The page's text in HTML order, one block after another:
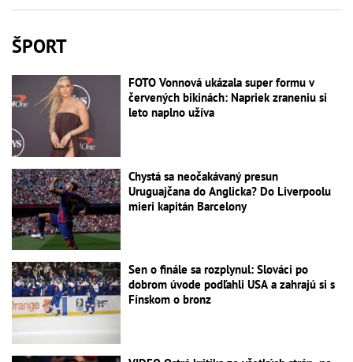
ŠPORT
FOTO Vonnová ukázala super formu v
červených bikinách: Napriek zraneniu si
leto naplno užíva
Chystá sa neočakávaný presun
Uruguajčana do Anglicka? Do Liverpoolu
mieri kapitán Barcelony
Sen o finále sa rozplynul: Slováci po
dobrom úvode podľahli USA a zahrajú si s
Fínskom o bronz